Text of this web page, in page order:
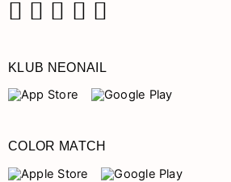
KLUB NEONAIL
COLOR MATCH